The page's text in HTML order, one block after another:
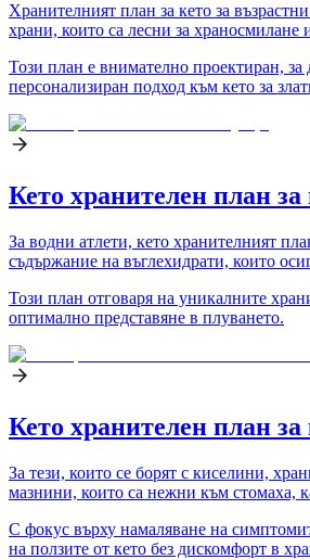
Хранителният план за кето за
храни, които са лесни за храносмилане
Този план е внимателно проектиран, за
персонализиран подход към кето за
Кето хранителен план
За водни атлети, кето хранителният
съдържание на въглехидрати, които
Този план отговаря на уникалните
оптимално представяне в плуването.
Кето хранителен план
За тези, които се борят с киселини,
мазнини, които са нежни към стомаха,
С фокус върху намаляване на
на ползите от кето без дискомфорт в